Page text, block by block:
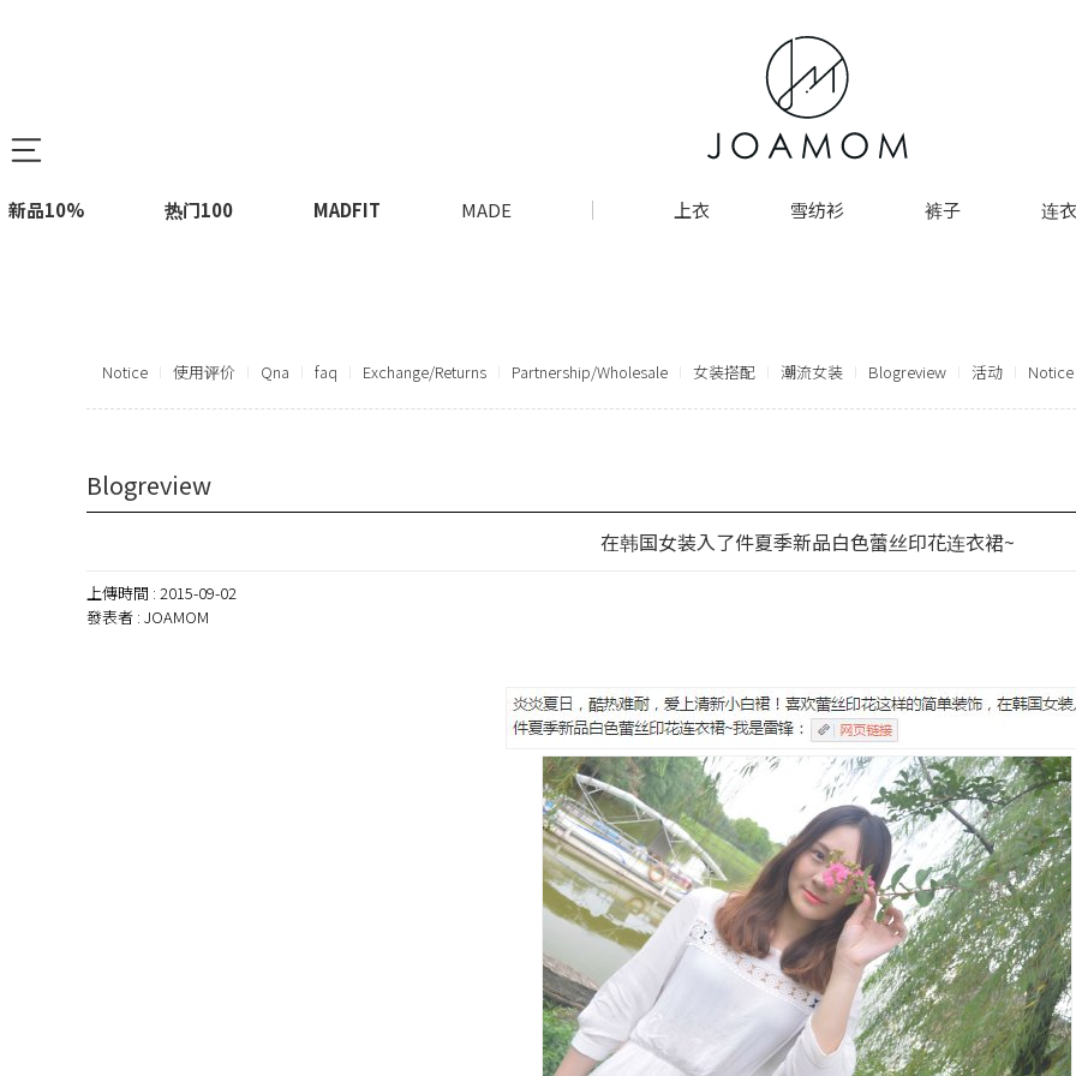
新品10% 热门100 MADFIT MADE 上衣 雪纺衫 裤子 连
Notice 使用评价 Qna faq Exchange/Returns Partnership/Wholesale 女装搭配 潮流女装 Blogreview 活动 Notice
Blogreview
在韩国女装入了件夏季新品白色蕾丝印花连衣裙~
上傳時間 : 2015-09-02
發表者 : JOAMOM